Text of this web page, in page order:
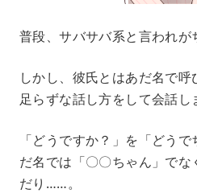
普段、サバサバ系と言われが
しかし、彼氏とはあだ名で
足らずな話し方をして会話し
「どうですか？」を「どう
だ名では「〇〇ちゃん」で
だり……。